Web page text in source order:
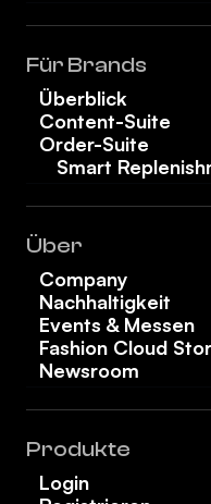
Für Brands
Überblick
Content-Suite
Order-Suite
Smart
Über
Company
Nachhaltigkeit
Events & Messen
Fashion Cloud
Newsroom
Produkte
Login